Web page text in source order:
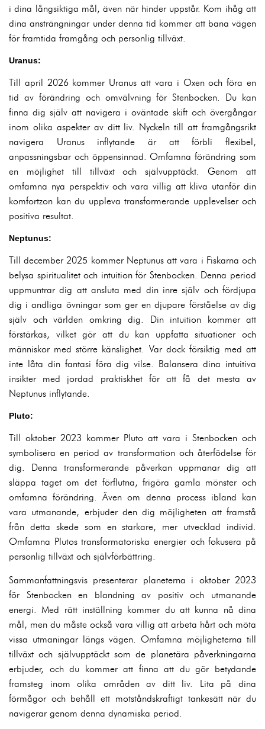
i dina långsiktiga mål, även när hinder uppstår. Kom ihåg att
dina ansträngningar under denna tid kommer att bana vägen
för framtida framgång och personlig tillväxt.
Uranus:
Till april 2026 kommer Uranus att vara i Oxen och föra en
tid av förändring och omvälvning för Stenbocken. Du kan
finna dig själv att navigera i oväntade skift och övergångar
inom olika aspekter av ditt liv. Nyckeln till att framgångsrikt
navigera Uranus inflytande är att förbli flexibel,
anpassningsbar och öppensinnad. Omfamna förändring som
en möjlighet till tillväxt och självupptäckt. Genom att
omfamna nya perspektiv och vara villig att kliva utanför din
komfortzon kan du uppleva transformerande upplevelser och
positiva resultat.
Neptunus:
Till december 2025 kommer Neptunus att vara i Fiskarna och
belysa spiritualitet och intuition för Stenbocken. Denna period
uppmuntrar dig att ansluta med din inre själv och fördjupa
dig i andliga övningar som ger en djupare förståelse av dig
själv och världen omkring dig. Din intuition kommer att
förstärkas, vilket gör att du kan uppfatta situationer och
människor med större känslighet. Var dock försiktig med att
inte låta din fantasi föra dig vilse. Balansera dina intuitiva
insikter med jordad praktiskhet för att få det mesta av
Neptunus inflytande.
Pluto:
Till oktober 2023 kommer Pluto att vara i Stenbocken och
symbolisera en period av transformation och återfödelse för
dig. Denna transformerande påverkan uppmanar dig att
släppa taget om det förflutna, frigöra gamla mönster och
omfamna förändring. Även om denna process ibland kan
vara utmanande, erbjuder den dig möjligheten att framstå
från detta skede som en starkare, mer utvecklad individ.
Omfamna Plutos transformatoriska energier och fokusera på
personlig tillväxt och självförbättring.
Sammanfattningsvis presenterar planeterna i oktober 2023
för Stenbocken en blandning av positiv och utmanande
energi. Med rätt inställning kommer du att kunna nå dina
mål, men du måste också vara villig att arbeta hårt och möta
vissa utmaningar längs vägen. Omfamna möjligheterna till
tillväxt och självupptäckt som de planetära påverkningarna
erbjuder, och du kommer att finna att du gör betydande
framsteg inom olika områden av ditt liv. Lita på dina
förmågor och behåll ett motståndskraftigt tankesätt när du
navigerar genom denna dynamiska period.